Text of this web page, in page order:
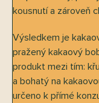
kousnutí a zároveň
Výsledkem je
pražený kakaový
produkt mezi tím:
a bohatý na
určeno k přímé